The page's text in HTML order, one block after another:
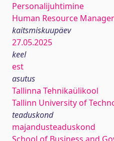
Personalijuhtimine
Human Resource
kaitsmiskuupäev
27.05.2025
keel
est
asutus
Tallinna Tehnikaülikool
Tallinn University of
teaduskond
majandusteaduskond